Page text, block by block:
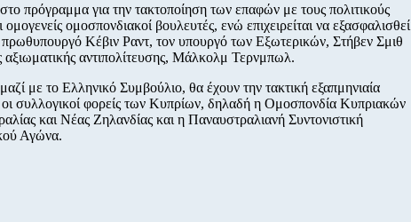
πρόγραμμα για την τακτοποίηση των επαφών με τους πολιτικούς
ομοσπονδιακοί βουλευτές, ενώ επιχειρείται να εξασφαλισθεί
Κέβιν Ραντ, τον υπουργό των Εξωτερικών, Στήβεν Σμιθ
αξιωματικής αντιπολίτευσης, Μάλκολμ Τερνμπωλ.
με το Ελληνικό Συμβούλιο, θα έχουν την τακτική εξαπμηνιαία
συλλογικοί φορείς των Κυπρίων, δηλαδή η Ομοσπονδία Κυπριακών
και Νέας Ζηλανδίας και η Παναυστραλιανή Συντονιστική
Αγώνα.